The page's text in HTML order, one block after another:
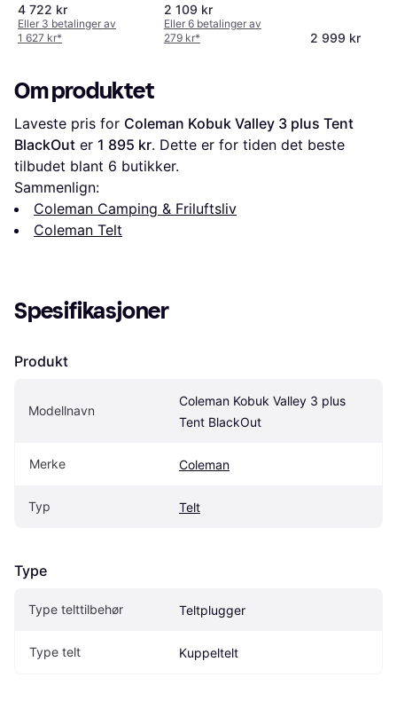
4 722 kr
Eller 3 betalinger av
1 627 kr*
2 109 kr
Eller 6 betalinger av
279 kr* 2 999 kr
Om produktet
Laveste pris for Coleman Kobuk Valley 3 plus Tent
BlackOut er 1 895 kr. Dette er for tiden det beste
tilbudet blant 6 butikker.
Sammenlign:
Coleman Camping & Friluftsliv
Coleman Telt
Spesifikasjoner
Produkt
Modellnavn
Coleman Kobuk Valley 3 plus
Tent BlackOut
Merke Coleman
Typ Telt
Type
Type telttilbehør Teltplugger
Type telt Kuppeltelt